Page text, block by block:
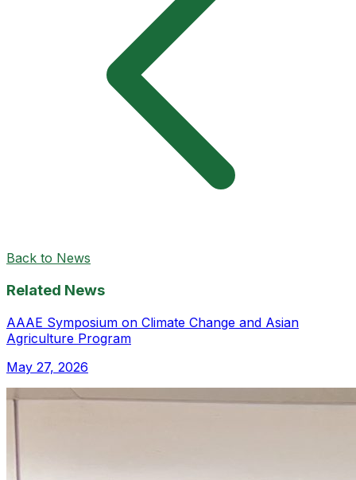
Back to News
Related News
AAAE Symposium on Climate Change and Asian
Agriculture Program
May 27, 2026